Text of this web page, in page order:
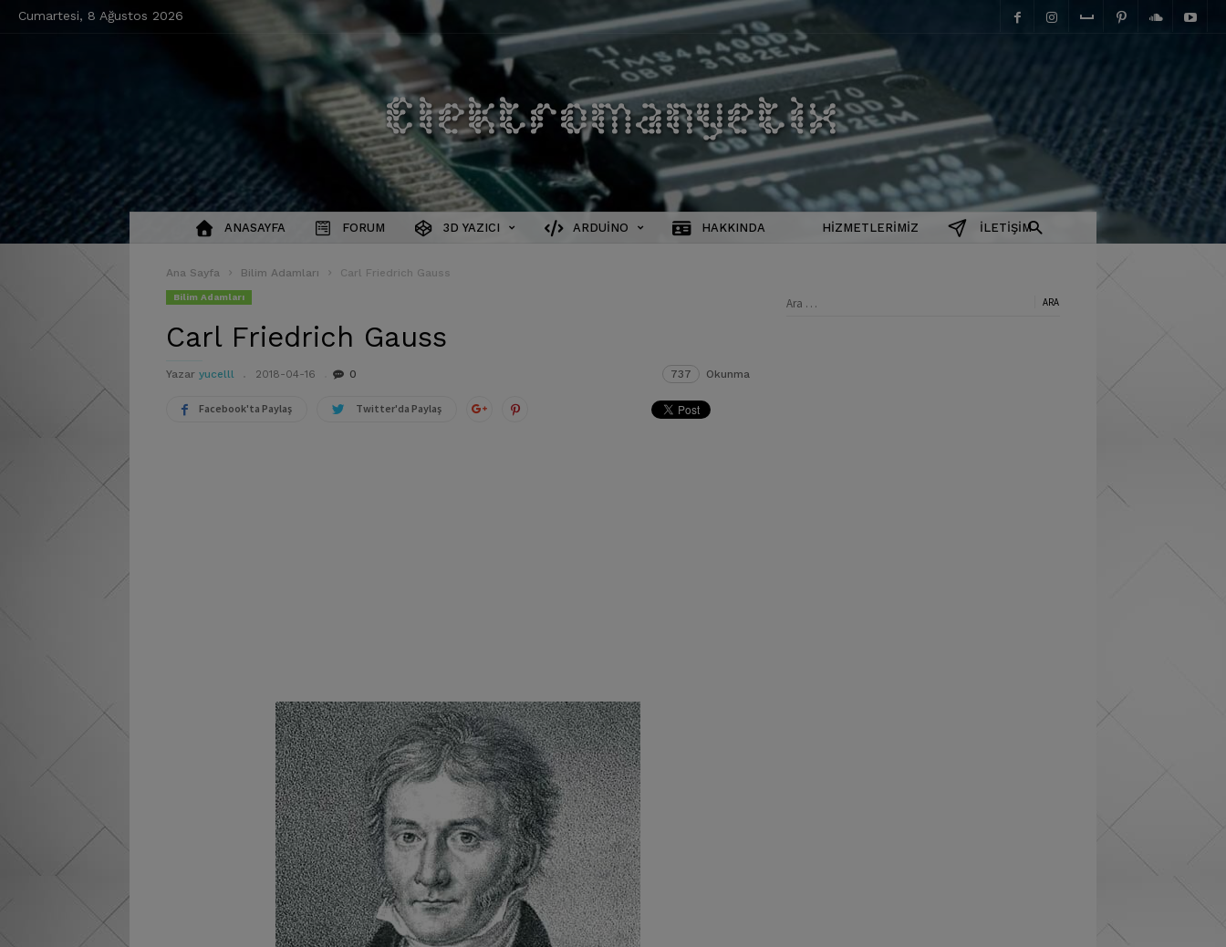
Cumartesi, 8 Ağustos 2026
elektromanyetix
ANASAYFA FORUM 3D YAZICI ARDUINO HAKKINDA HIZMETLERIMIZ İLETIŞIM
Ana Sayfa Bilim Adamları Carl Friedrich Gauss
Bilim Adamları
Carl Friedrich Gauss
Yazar yucelll 2018-04-16 0 737 Okunma
Facebook'ta Paylaş Twitter'da Paylaş
Arama: